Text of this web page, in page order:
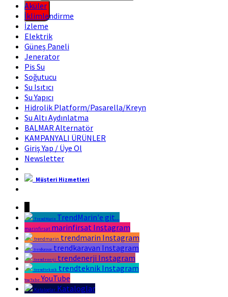
Aküler
İklimlendirme
İzleme
Elektrik
Güneş Paneli
Jenerator
Pis Su
Soğutucu
Su Isıtıcı
Su Yapıcı
Hidrolik Platform/Pasarella/Kreyn
Su Altı Aydınlatma
BALMAR Alternatör
KAMPANYALI ÜRÜNLER
Giriş Yap / Üye Ol
Newsletter
Müşteri Hizmetleri
TrendMarin TrendMarin'e git...
marinfirsat marinfirsat Instagram
trendmarin trendmarin Instagram
trendkaravan trendkaravan Instagram
trendenerji trendenerji Instagram
trendteknik trendteknik Instagram
YouTube YouTube
Kataloglar Kataloglar